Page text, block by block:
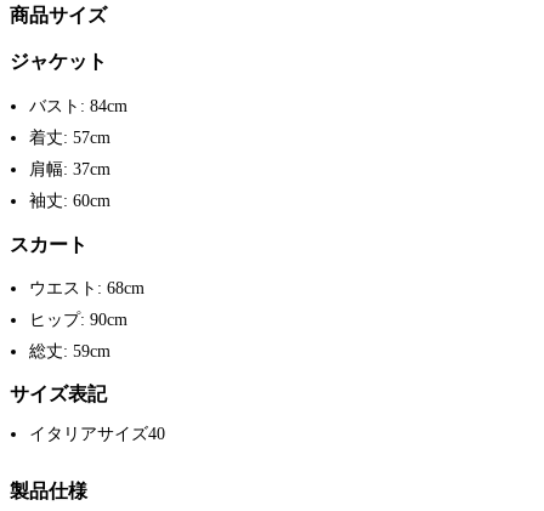
商品サイズ
ジャケット
バスト: 84cm
着丈: 57cm
肩幅: 37cm
袖丈: 60cm
スカート
ウエスト: 68cm
ヒップ: 90cm
総丈: 59cm
サイズ表記
イタリアサイズ40
製品仕様